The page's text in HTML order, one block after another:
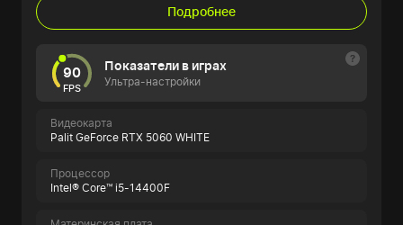
Подробнее
90
FPS
Показатели в играх
Ультра-настройки
Видеокарта
Palit GeForce RTX 5060 WHITE
Процессор
Intel® Core™ i5-14400F